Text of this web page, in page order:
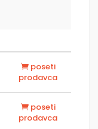
poseti
prodavca
poseti
prodavca